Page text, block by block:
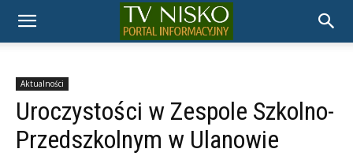
TELEWIZJA
NISKO
Aktualności
Uroczystości w Zespole Szkolno-
Przedszkolnym w Ulanowie